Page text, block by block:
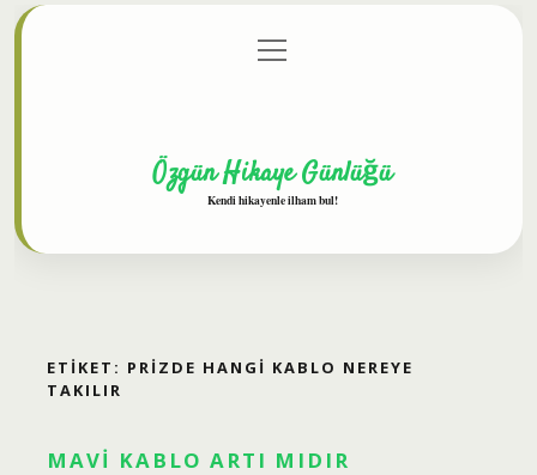
Gizlilik Politikası
menüyü
aç
Özgün Hikaye Günlüğü
Kendi hikayenle ilham bul!
ETIKET: PRIZDE HANGI KABLO NEREYE
TAKILIR
MAVI KABLO ARTI MIDIR